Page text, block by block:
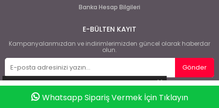
Banka Hesap Bilgileri
E-BÜLTEN KAYIT
Kampanyalarımızdan ve indirimlerimizden güncel olarak haberdar
olun.
Gönder
Whatsapp Sipariş Vermek İçin Tıklayın
Anasayfa Favorilerim Sepetim Üye Girişi